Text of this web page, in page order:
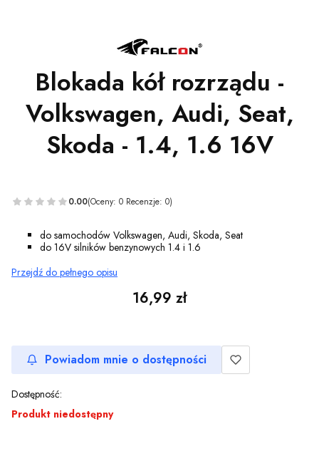
Blokada kół rozrządu -
Volkswagen, Audi, Seat,
Skoda - 1.4, 1.6 16V
0.00(Oceny: 0 Recenzje: 0)
do samochodów Volkswagen, Audi, Skoda, Seat
do 16V silników benzynowych 1.4 i 1.6
Przejdź do pełnego opisu
Cena
16,99 zł
Powiadom mnie o dostępności
Dostępność:
Produkt niedostępny